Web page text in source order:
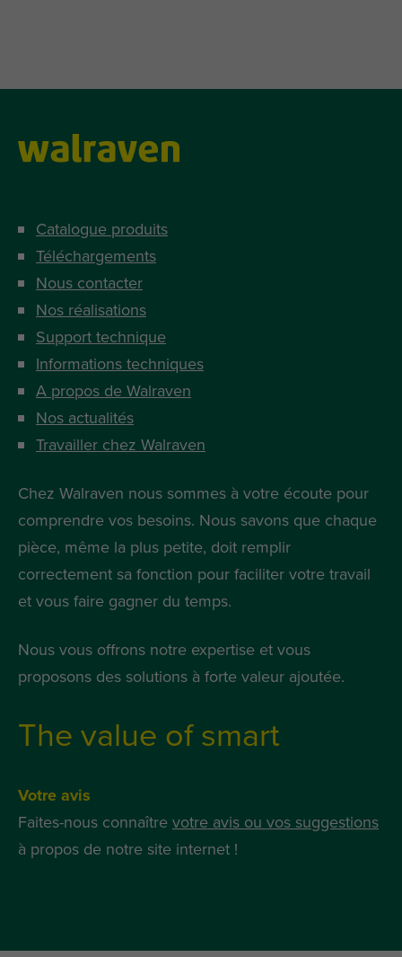
Catalogue produits
Téléchargements
Nous contacter
Nos réalisations
Support technique
Informations techniques
A propos de Walraven
Nos actualités
Travailler chez Walraven
Chez Walraven nous sommes à votre écoute pour
comprendre vos besoins. Nous savons que chaque
pièce, même la plus petite, doit remplir
correctement sa fonction pour faciliter votre travail
et vous faire gagner du temps.
Nous vous offrons notre expertise et vous
proposons des solutions à forte valeur ajoutée.
The value of smart
Votre avis
Faites-nous connaître votre avis ou vos suggestions
à propos de notre site internet !